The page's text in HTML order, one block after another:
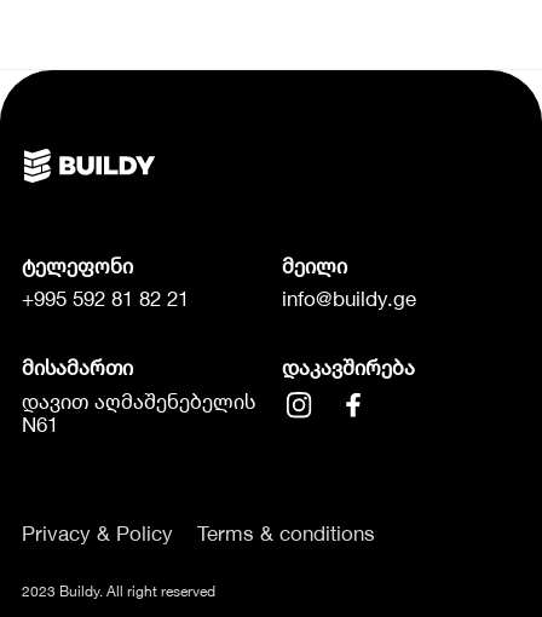
ტელეფონი
+995 592 81 82 21
მეილი
info@buildy.ge
მისამართი
დავით აღმაშენებელის
N61
დაკავშირება
Privacy & Policy Terms & conditions
2023 Buildy. All right reserved